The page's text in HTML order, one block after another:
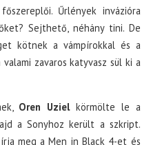
Űrlények invázióra
Sejthető, néhány tini. De
kötnek a vámpírokkal és a
zavaros katyvasz sül ki a
Oren Uzielkörmölte le a
a Sonyhoz került a szkript.
meg a Men in Black 4-et és